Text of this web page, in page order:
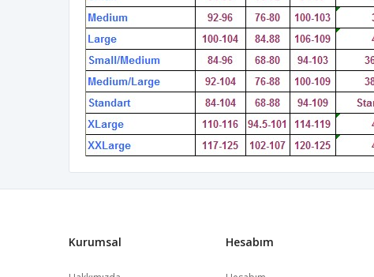
Kurumsal Hesabım